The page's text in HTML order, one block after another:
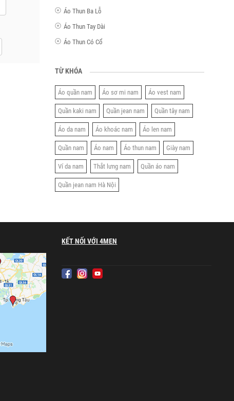
Áo Thun Ba Lỗ
Áo Thun Tay Dài
Áo Thun Có Cổ
TỪ KHÓA
Áo quần nam Áo sơ mi nam Áo vest nam
Quần kaki nam Quần jean nam Quần tây nam
Áo da nam Áo khoác nam Áo len nam
Quần nam Áo nam Áo thun nam Giày nam
Ví da nam Thắt lưng nam Quần áo nam
Quần jean nam Hà Nội
KẾT NỐI VỚI 4MEN